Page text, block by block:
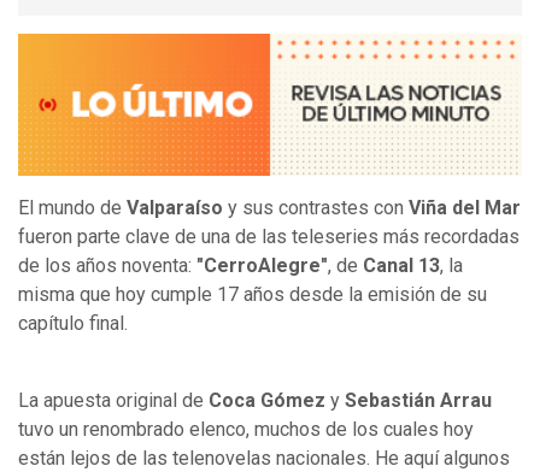
El mundo de Valparaíso y sus contrastes con Viña del Mar
fueron parte clave de una de las teleseries más recordadas
de los años noventa: "CerroAlegre", de Canal 13, la
misma que hoy cumple 17 años desde la emisión de su
capítulo final.
La apuesta original de Coca Gómez y Sebastián Arrau
tuvo un renombrado elenco, muchos de los cuales hoy
están lejos de las telenovelas nacionales. He aquí algunos